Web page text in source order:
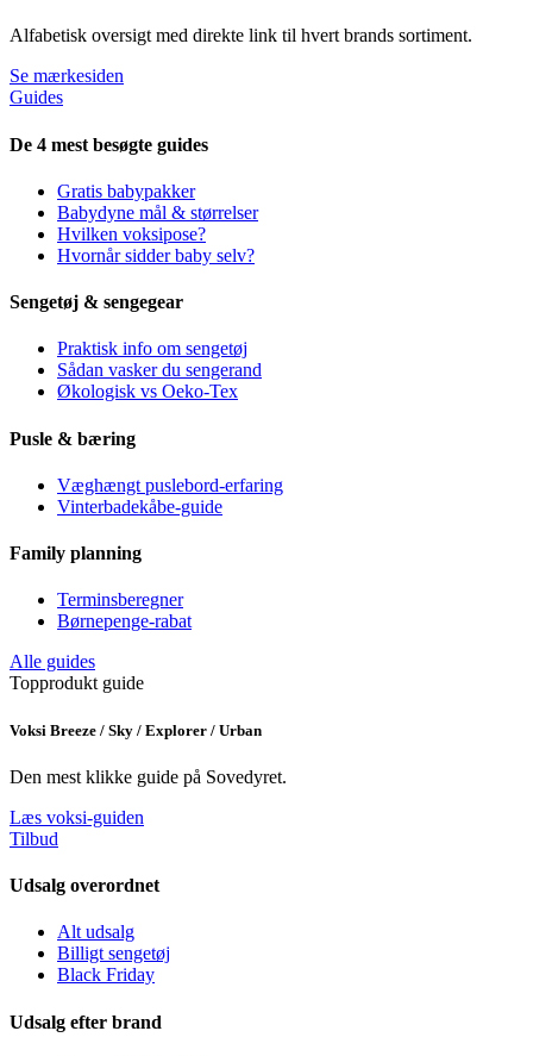
Alfabetisk oversigt med direkte link til hvert brands sortiment.
Se mærkesiden
Guides
De 4 mest besøgte guides
Gratis babypakker
Babydyne mål & størrelser
Hvilken voksipose?
Hvornår sidder baby selv?
Sengetøj & sengegear
Praktisk info om sengetøj
Sådan vasker du sengerand
Økologisk vs Oeko-Tex
Pusle & bæring
Væghængt puslebord-erfaring
Vinterbadekåbe-guide
Family planning
Terminsberegner
Børnepenge-rabat
Alle guides
Topprodukt guide
Voksi Breeze / Sky / Explorer / Urban
Den mest klikke guide på Sovedyret.
Læs voksi-guiden
Tilbud
Udsalg overordnet
Alt udsalg
Billigt sengetøj
Black Friday
Udsalg efter brand